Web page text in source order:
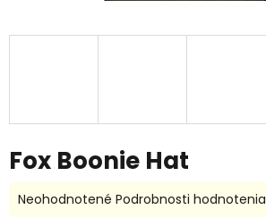
Fox Boonie Hat
Priemerné
Neohodnotené Podrobnosti hodnotenia